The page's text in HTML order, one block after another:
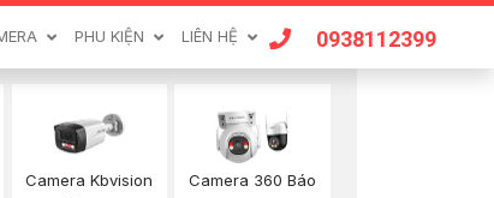
PHU KIỆN LIÊN HỆ 0938112399
Camera Kbvision
Camera 360 Báo